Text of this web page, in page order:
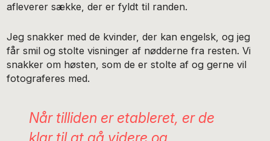
afleverer sække, der er fyldt til randen.
Jeg snakker med de kvinder, der kan engelsk, og jeg
får smil og stolte visninger af nødderne fra resten. Vi
snakker om høsten, som de er stolte af og gerne vil
fotograferes med.
Når tilliden er etableret, er de